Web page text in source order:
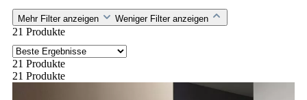
Mehr Filter anzeigen Weniger Filter anzeigen
21 Produkte
21 Produkte
21 Produkte